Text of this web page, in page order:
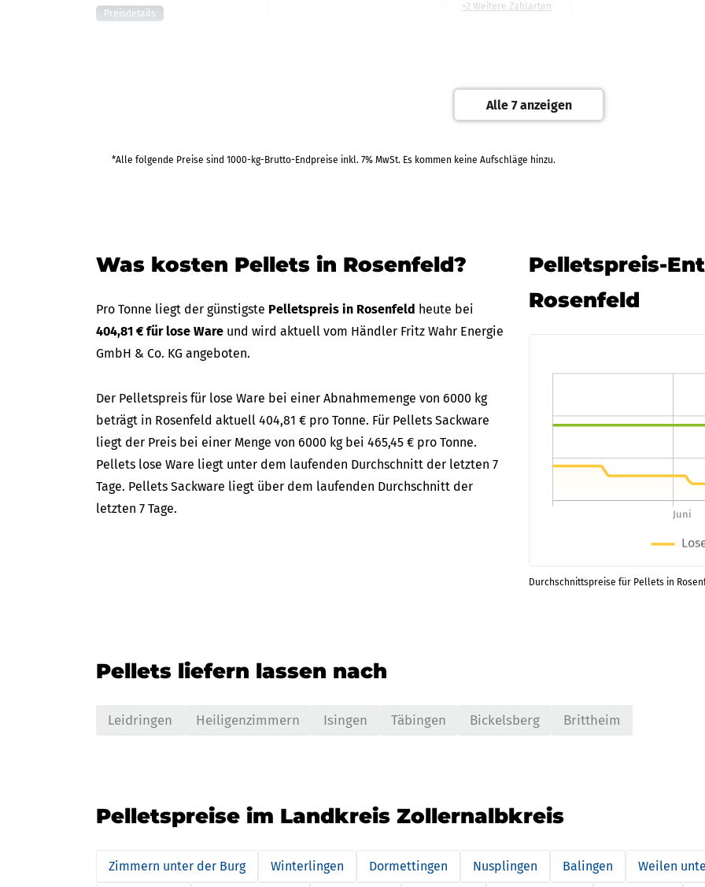
+2 Weitere Zahlarten
bis Fr 25.09.2026
458,23 €
bis Fr 18.09.2026
470,68 €
+2 Weitere Zahlarten
Alle 7 anzeigen
*Alle folgende Preise sind 1000-kg-Brutto-Endpreise inkl. 7% MwSt. Es kommen keine Aufschläge hinzu.
Was kosten Pellets in Rosenfeld?
Pro Tonne liegt der günstigste Pelletspreis in Rosenfeld heute bei
404,81 € für lose Ware und wird aktuell vom Händler Fritz Wahr Energie
GmbH & Co. KG angeboten.
Der Pelletspreis für lose Ware bei einer Abnahmemenge von 6000 kg
beträgt in Rosenfeld aktuell 404,81 € pro Tonne. Für Pellets Sackware
liegt der Preis bei einer Menge von 6000 kg bei 465,45 € pro Tonne.
Pellets lose Ware liegt unter dem laufenden Durchschnitt der letzten 7
Tage. Pellets Sackware liegt über dem laufenden Durchschnitt der
letzten 7 Tage.
Pelletspreis-
Rosenfeld
Durchschnittspreise für Pellets in
Pellets liefern lassen nach
Leidringen Heiligenzimmern Isingen Täbingen Bickelsberg Brittheim
Pelletspreise im Landkreis Zollernalbkreis
Zimmern unter der Burg Winterlingen Dormettingen Nusplingen Balingen Weilen